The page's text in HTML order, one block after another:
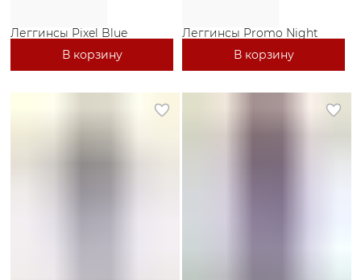
Леггинсы Pixel Blue
В корзину
Леггинсы Promo Night
В корзину